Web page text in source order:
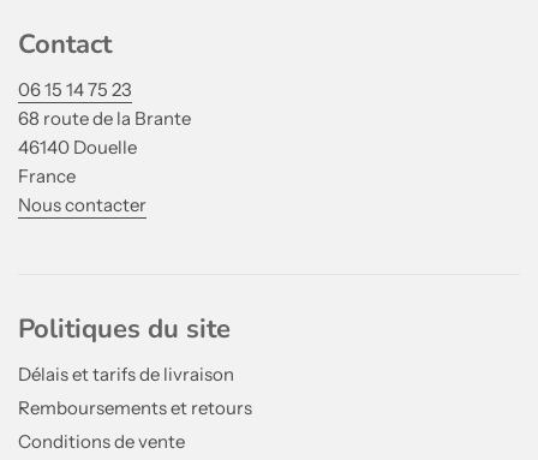
Contact
06 15 14 75 23
68 route de la Brante
46140 Douelle
France
Nous contacter
Politiques du site
Délais et tarifs de livraison
Remboursements et retours
Conditions de vente